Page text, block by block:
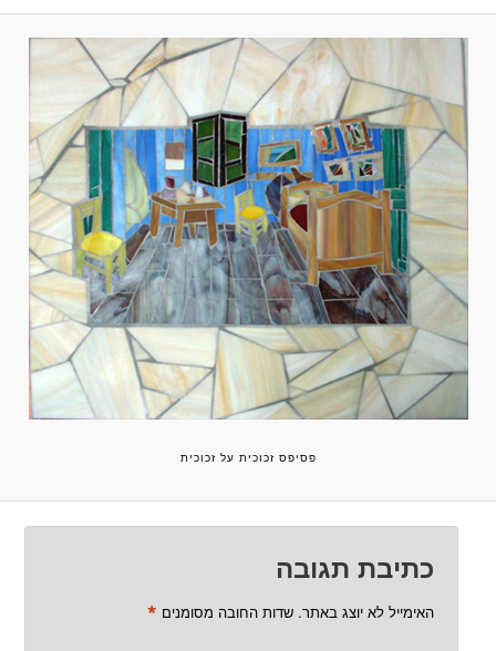
פסיפס זכוכית על זכוכית
כתיבת תגובה
האימייל לא יוצג באתר. שדות החובה מסומנים *